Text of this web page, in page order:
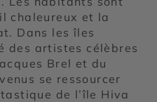
chaleureux et la
Dans les îles
des artistes célèbres
Brel et du
se ressourcer
de l’île Hiva